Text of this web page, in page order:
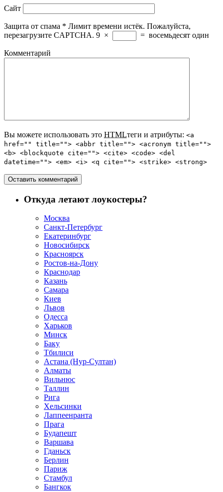
Сайт
Защита от спама * Лимит времени истёк. Пожалуйста,
перезагрузите CAPTCHA. 9 × = восемьдесят один
Комментарий
Вы можете использовать это HTMLтеги и атрибуты: <a
href="" title=""> <abbr title=""> <acronym title="">
<b> <blockquote cite=""> <cite> <code> <del
datetime=""> <em> <i> <q cite=""> <strike> <strong>
Откуда летают лоукостеры?
Москва
Санкт-Петербург
Екатеринбург
Новосибирск
Красноярск
Ростов-на-Дону
Краснодар
Казань
Самара
Киев
Львов
Одесса
Харьков
Минск
Баку
Тбилиси
Астана (Нур-Султан)
Алматы
Вильнюс
Таллин
Рига
Хельсинки
Лаппеенранта
Прага
Будапешт
Варшава
Гданьск
Берлин
Париж
Стамбул
Бангкок